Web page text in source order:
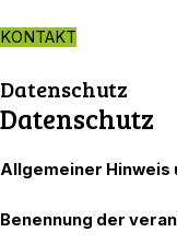
Inhalt
KONTAKT
Datenschutz
Datenschutz
Allgemeiner
Benennung der